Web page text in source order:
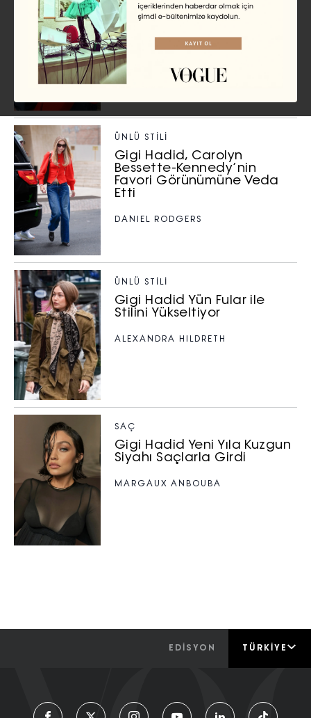
Gigi Hadid’ten Bahar
Aylarının İlk Saç Dönüşümü
EKİN KURBETÇİ
ÜNLÜ STILI
Gigi Hadid, Carolyn
Bessette-Kennedy’nin
Favori Görünümüne Veda
Etti
DANIEL RODGERS
ÜNLÜ STILI
Gigi Hadid Yün Fular ile
Stilini Yükseltiyor
ALEXANDRA HILDRETH
SAÇ
Gigi Hadid Yeni Yıla Kuzgun
Siyahı Saçlarla Girdi
MARGAUX ANBOUBA
EDİSYON TÜRKIYE